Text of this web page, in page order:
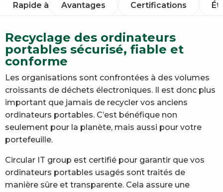
Rapide à Avantages Certifications
Recyclage des ordinateurs
portables sécurisé, fiable et
conforme
Les organisations sont confrontées à des volumes
croissants de déchets électroniques. Il est donc plus
important que jamais de recycler vos anciens
ordinateurs portables. C’est bénéfique non
seulement pour la planète, mais aussi pour votre
portefeuille.
Circular IT group est certifié pour garantir que vos
ordinateurs portables usagés sont traités de
manière sûre et transparente. Cela assure une